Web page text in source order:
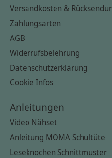
Versandkosten &
Zahlungsarten
AGB
Widerrufsbelehrung
Datenschutzerklärung
Cookie Infos
Anleitungen
Video Nähset
Anleitung MOMA Schultüte
Leseknochen Schnittmuster